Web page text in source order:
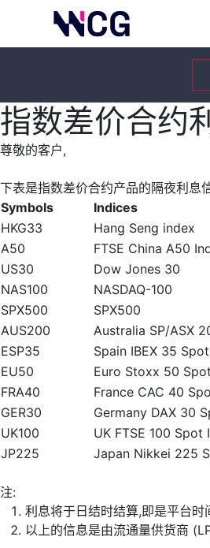
指数差价合约
尊敬的客户,
下表是指数差价合约产品的隔夜利息
Symbols
Indices
HKG33
Hang Seng index
A50
FTSE China A50
US30
Dow Jones 30
NAS100
NASDAQ-100
SPX500
SPX500
AUS200
Australia SP/ASX
ESP35
Spain IBEX 35
EU50
Euro Stoxx 50
FRA40
France CAC 40
GER30
Germany DAX 30
UK100
UK FTSE 100 Spot
JP225
Japan Nikkei 225
注:
利息将于日结时结算,即是平台
以上的信息是由流通量供货商